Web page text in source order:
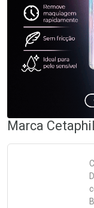
Marca Cetaphil